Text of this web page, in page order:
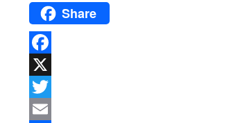
Share
Facebook
X
Twitter